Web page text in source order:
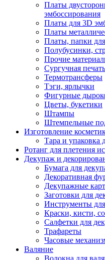
Платы
эмбоссирования
Платы для 3D
Платы
Платы, папки
Полубусинки,
Прочие
Сургучная печать
Термотрансферы
Тэги, ярлычки
Фигурные
Цветы, букетики
Штампы
Штемпельные
Изготовление
Тара и упаковка
Ротанг для плетения
Декупаж и
Бумага для
Декоративная
Декупажные
Заготовки для
Инструменты
Краски, кисти,
Салфетки для
Трафареты
Часовые
Валяние
Волокна для